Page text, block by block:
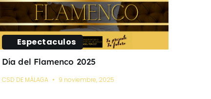
Espectaculos
Día del Flamenco 2025
CSD DE MÁLAGA 9 noviembre, 2025